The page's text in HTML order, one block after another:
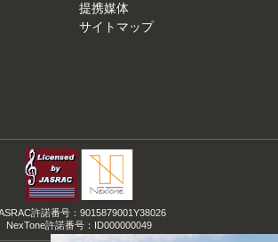
提携媒体
サイトマップ
許諾番号：9015879001Y38026
NexTone許諾番号：ID000000049